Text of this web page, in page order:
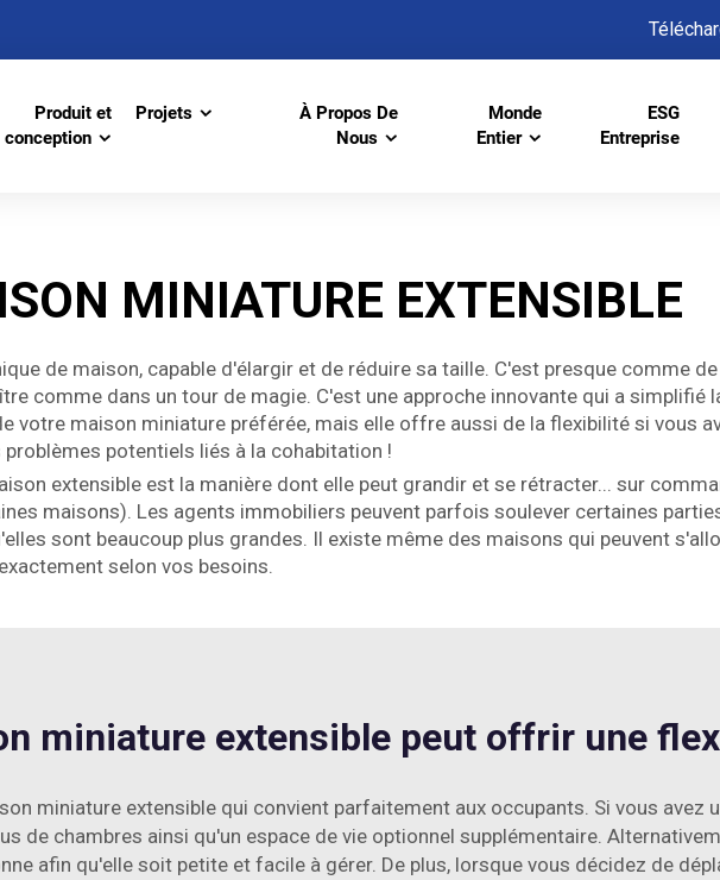
Produit et
conception
Projets
À Propos De
Nous
Monde
Entier
ESG
Entreprise
MINIATURE EXTENSIBLE
de maison, capable d'élargir et de réduire sa taille. C'est presque comme
comme dans un tour de magie. C'est une approche innovante qui a simplifié
votre maison miniature préférée, mais elle offre aussi de la flexibilité si vous
potentiels liés à la cohabitation !
extensible est la manière dont elle peut grandir et se rétracter... sur
maisons). Les agents immobiliers peuvent parfois soulever certaines
sont beaucoup plus grandes. Il existe même des maisons qui peuvent
selon vos besoins.
miniature extensible peut offrir une
miniature extensible qui convient parfaitement aux occupants. Si vous avez
de chambres ainsi qu'un espace de vie optionnel supplémentaire.
afin qu'elle soit petite et facile à gérer. De plus, lorsque vous décidez de